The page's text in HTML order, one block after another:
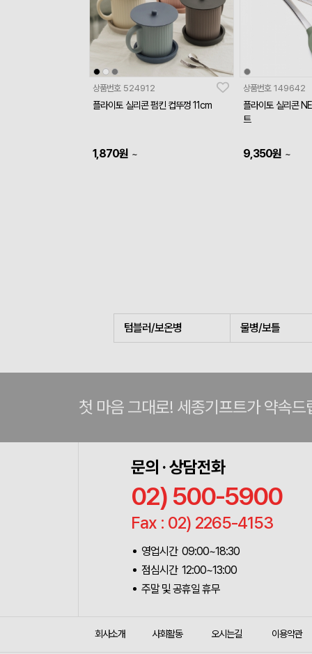
상품번호 524912
플라이토 실리콘 펌킨 컵뚜껑 11cm
1,870원 ~
상품번호 149642
플라이토 실리콘
트
9,350원 ~
텀블러/보온병 물병/보틀
첫 마음 그대로! 세종기프트가 약속드
문의 · 상담전화
02) 500-5900
Fax : 02) 2265-4153
영업시간 09:00~18:30
점심시간 12:00~13:00
주말 및 공휴일 휴무
회사소개 사회활동 오시는길 이용약관